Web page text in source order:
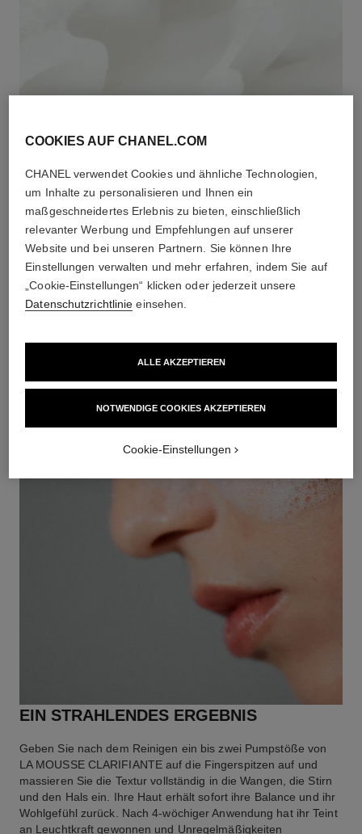
darunter das Pflanzenwasser der Kamelie und zwei Alpha-
Hydroxy-Säuren – Zitronensäure und Weinsäure – für eine
beschleunigte Hauterneuerung, um die Sichtbarkeit der Poren
zu mildern und das Hautbild zu verfeinern. Der Kamelien-
Hefeextrakt hilft, die Schutzfunktion der Hautbarriere zu
bewahren.
EIN STRAHLENDES ERGEBNIS
Geben Sie nach dem Reinigen ein bis zwei Pumpstöße von
LA MOUSSE CLARIFIANTE auf die Fingerspitzen auf und
massieren Sie die Textur vollständig in die Wangen, die Stirn
und den Hals ein. Ihre Haut erhält sofort ihre Balance und ihr
Wohlgefühl zurück. Nach 4-wöchiger Anwendung hat ihr Teint
an Leuchtkraft gewonnen und Unregelmäßigkeiten
COOKIES AUF CHANEL.COM
CHANEL verwendet Cookies und ähnliche Technologien,
um Inhalte zu personalisieren und Ihnen ein
maßgeschneidertes Erlebnis zu bieten, einschließlich
relevanter Werbung und Empfehlungen auf unserer
Website und bei unseren Partnern. Sie können Ihre
Einstellungen verwalten und mehr erfahren, indem Sie auf
„Cookie-Einstellungen“ klicken oder jederzeit unsere
Datenschutzrichtlinie einsehen.
NOTWENDIGE COOKIES AKZEPTIEREN​
ALLE AKZEPTIEREN
Cookie-Einstellungen